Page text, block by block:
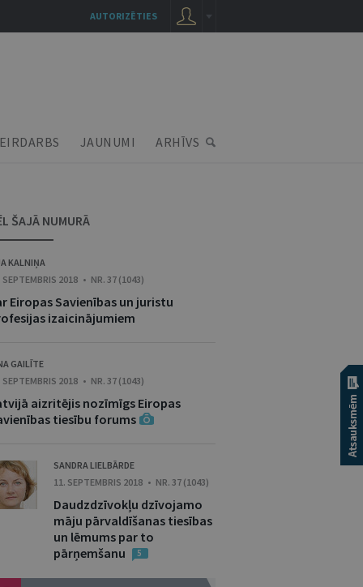
JAUNUMI ARHĪVS
ŠAJĀ NUMURĀ
KALNIŅA
SEPTEMBRIS 2018 • NR. 37 (1043)
Eiropas Savienības un juristu
izaicinājumiem
GAILĪTE
SEPTEMBRIS 2018 • NR. 37 (1043)
aizritējis nozīmīgs Eiropas
tiesību forums
SANDRA LIELBĀRDE
11. SEPTEMBRIS 2018 • NR. 37 (1043)
Daudzdzīvokļu dzīvojamo
māju pārvaldīšanas tiesības
un lēmums par to
pārņemšanu
5
AUTORIZĒTIES